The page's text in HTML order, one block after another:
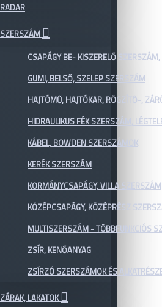
RADAR
SZERSZÁM
CSAPÁGY BE- KISZERELŐ
GUMI, BELSŐ, SZELEP SZERSZÁM
HAJTÓMŰ, HAJTÓKAR, RÖGZÍTŐ-,
HIDRAULIKUS FÉK SZERSZÁM,
KÁBEL, BOWDEN SZERSZÁMOK
KERÉK SZERSZÁM
KORMÁNYCSAPÁGY, VILLA SZERSZÁM
KÖZÉPCSAPÁGY, KÖZÉPRÉSZ
MULTISZERSZÁM - TÖBBFUNKCIÓS
ZSÍR, KENŐANYAG
ZSÍRZÓ SZERSZÁMOK ÉS
ZÁRAK, LAKATOK